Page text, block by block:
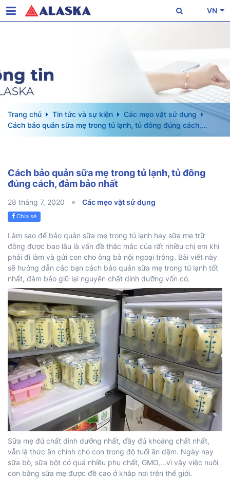
VN
Trang chủ Tin tức và sự kiện
Các mẹo vặt sử dụng
Cách bảo quản sữa mẹ trong tủ lạnh, tủ đông đúng cách,
đảm bảo nhất
Cách bảo quản sữa mẹ trong tủ lạnh, tủ đông
đúng cách, đảm bảo nhất
28 tháng 7, 2020 Các mẹo vặt sử dụng
Chia sẻ
Làm sao để bảo quản sữa mẹ trong tủ lạnh hay sữa mẹ trữ
đông được bao lâu là vấn đề thắc mắc của rất nhiều chị em khi
phải đi làm và gửi con cho ông bà nội ngoại trông. Bài viết này
sẽ hướng dẫn các bạn cách bảo quản sữa mẹ trong tủ lạnh tốt
nhất, đảm bảo giữ lại nguyên chất dinh dưỡng vốn có.
Sữa mẹ đủ chất dinh dưỡng nhất, đầy đủ khoáng chất nhất,
vẫn là thức ăn chính cho con trong độ tuổi ăn dặm. Ngày nay
sữa bò, sữa bột có quá nhiều phụ chất, GMO,…vì vậy việc nuôi
con bằng sữa mẹ được đề cao ở khắp nơi trên thế giới.